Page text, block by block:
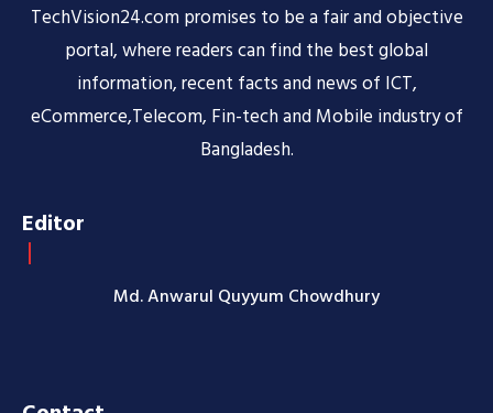
TechVision24.com promises to be a fair and objective
portal, where readers can find the best global
information, recent facts and news of ICT,
eCommerce,Telecom, Fin-tech and Mobile industry of
Bangladesh.
Editor
Md. Anwarul Quyyum Chowdhury